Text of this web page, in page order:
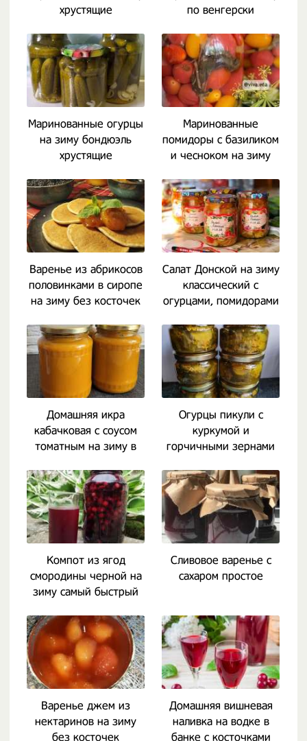
хрустящие
по венгерски
Маринованные огурцы
на зиму бондюэль
хрустящие
Маринованные
помидоры с базиликом
и чесноком на зиму
Варенье из абрикосов
половинками в сиропе
на зиму без косточек
Салат Донской на зиму
классический с
огурцами, помидорами
Домашняя икра
кабачковая с соусом
томатным на зиму в
Огурцы пикули с
куркумой и
горчичными зернами
Компот из ягод
смородины черной на
зиму самый быстрый
Сливовое варенье с
сахаром простое
Варенье джем из
нектаринов на зиму
без косточек
Домашняя вишневая
наливка на водке в
банке с косточками